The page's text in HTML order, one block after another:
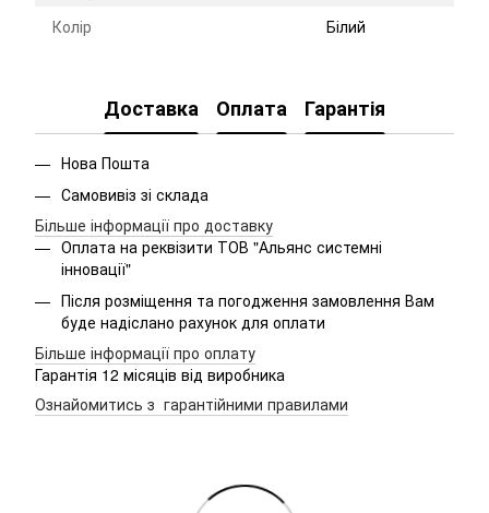
Колір
Білий
Доставка Оплата Гарантія
Нова Пошта
Самовивіз зі склада
Більше інформації про доставку
Оплата на реквізити ТОВ "Альянс системні
інновації"
Після розміщення та погодження замовлення Вам
буде надіслано рахунок для оплати
Більше інформації про оплату
Гарантія 12 місяців від виробника
Ознайомитись з гарантійними правилами